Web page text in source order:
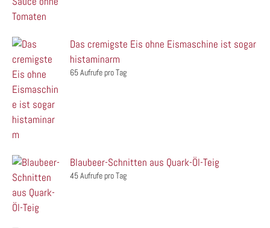
Das cremigste Eis ohne Eismaschine ist sogar
histaminarm
65 Aufrufe pro Tag
Blaubeer-Schnitten aus Quark-Öl-Teig
45 Aufrufe pro Tag